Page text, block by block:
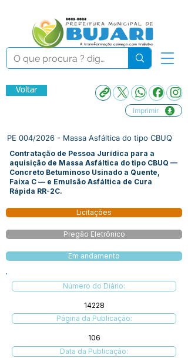
Voltar
Imprimir
PE 004/2026 - Massa Asfáltica do tipo CBUQ
Contratação de Pessoa Jurídica para a
aquisição de Massa Asfáltica do tipo CBUQ —
Concreto Betuminoso Usinado a Quente,
Faixa C — e Emulsão Asfáltica de Cura
Rápida RR-2C.
Licitações
Pregão Eletrônico
Em andamento
Número do Diário:
14228
Página da Publicação:
106
Data da Publicação: